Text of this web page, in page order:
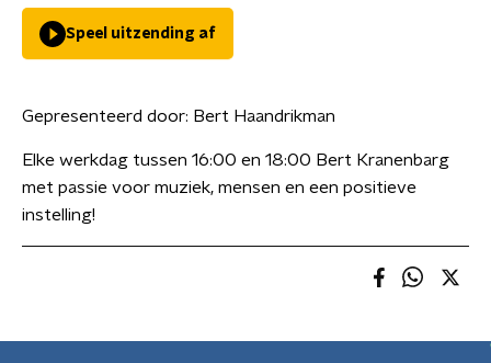
Speel uitzending af
Gepresenteerd door: Bert Haandrikman
Elke werkdag tussen 16:00 en 18:00 Bert Kranenbarg
met passie voor muziek, mensen en een positieve
instelling!